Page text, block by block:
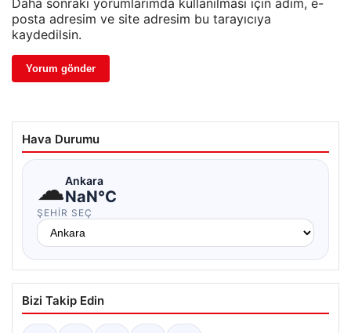
Daha sonraki yorumlarımda kullanılması için adım, e-
posta adresim ve site adresim bu tarayıcıya
kaydedilsin.
Hava Durumu
☁Ankara
NaN°C
ŞEHIR SEÇ
Bizi Takip Edin